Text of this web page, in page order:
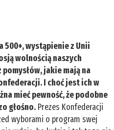
wystąpienie z Unii
wolnością naszych
jakie mają na
I choć jest ich w
mieć pewność, że podobne
głośno. Prezes Konfederacji
wyborami o program swej